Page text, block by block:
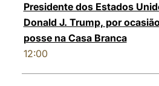
Presidente dos Estados
Donald J. Trump, por
posse na Casa Branca
12:00